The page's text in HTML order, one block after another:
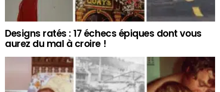
Designs ratés : 17 échecs épiques dont vous
aurez du mal à croire !